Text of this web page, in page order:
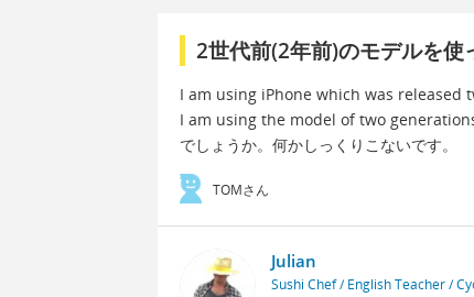
2世代前(2年前)のモデルを使
I am using iPhone which was released
I am using the model of two
でしょうか。何かしっくりこないです。
TOMさん
Julian
Sushi Chef / English Teacher /